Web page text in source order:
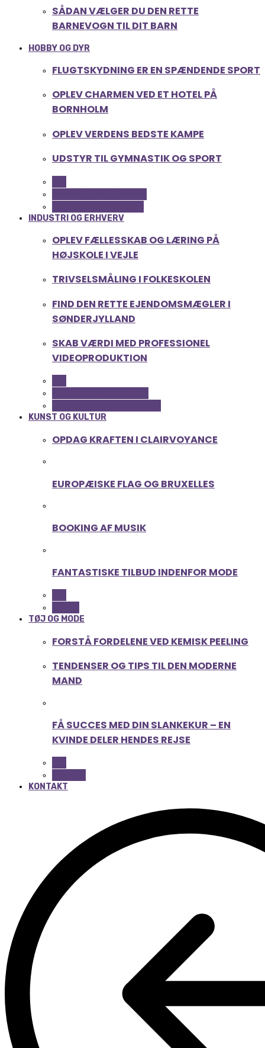
SÅDAN VÆLGER DU DEN RETTE
BARNEVOGN TIL DIT BARN
HOBBY OG DYR
FLUGTSKYDNING ER EN SPÆNDENDE SPORT
OPLEV CHARMEN VED ET HOTEL PÅ
BORNHOLM
OPLEV VERDENS BEDSTE KAMPE
UDSTYR TIL GYMNASTIK OG SPORT
INDUSTRI OG ERHVERV
OPLEV FÆLLESSKAB OG LÆRING PÅ
HØJSKOLE I VEJLE
TRIVSELSMÅLING I FOLKESKOLEN
FIND DEN RETTE EJENDOMSMÆGLER I
SØNDERJYLLAND
SKAB VÆRDI MED PROFESSIONEL
VIDEOPRODUKTION
KUNST OG KULTUR
OPDAG KRAFTEN I CLAIRVOYANCE
EUROPÆISKE FLAG OG BRUXELLES
BOOKING AF MUSIK
FANTASTISKE TILBUD INDENFOR MODE
TØJ OG MODE
FORSTÅ FORDELENE VED KEMISK PEELING
TENDENSER OG TIPS TIL DEN MODERNE
MAND
FÅ SUCCES MED DIN SLANKEKUR – EN
KVINDE DELER HENDES REJSE
KONTAKT